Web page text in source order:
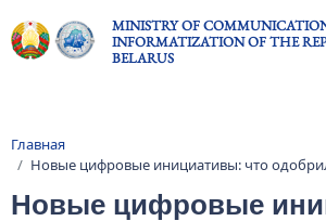
MINISTRY OF
INFORMATIZATION OF THE
BELARUS
Breadcrumb
Главная
Новые цифровые инициативы: что
Новые цифровые